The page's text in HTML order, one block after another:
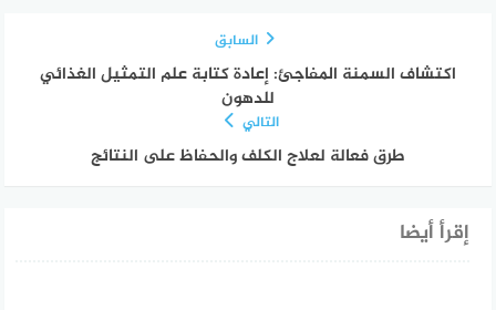
السابق
اكتشاف السمنة المفاجئ: إعادة كتابة علم التمثيل الغذائي
للدهون
التالي
طرق فعالة لعلاج الكلف والحفاظ على النتائج
إقرأ أيضا